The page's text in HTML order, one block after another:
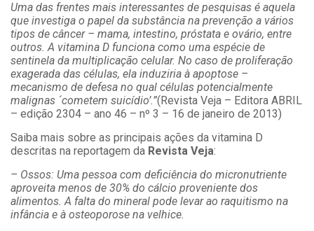
Uma das frentes mais interessantes de pesquisas é aquela
que investiga o papel da substância na prevenção a vários
tipos de câncer – mama, intestino, próstata e ovário, entre
outros. A vitamina D funciona como uma espécie de
sentinela da multiplicação celular. No caso de proliferação
exagerada das células, ela induziria à apoptose –
mecanismo de defesa no qual células potencialmente
malignas ´cometem suicídio’.”(Revista Veja – Editora ABRIL
– edição 2304 – ano 46 – nº 3 – 16 de janeiro de 2013)
Saiba mais sobre as principais ações da vitamina D
descritas na reportagem da Revista Veja:
– Ossos: Uma pessoa com deficiência do micronutriente
aproveita menos de 30% do cálcio proveniente dos
alimentos. A falta do mineral pode levar ao raquitismo na
infância e à osteoporose na velhice.